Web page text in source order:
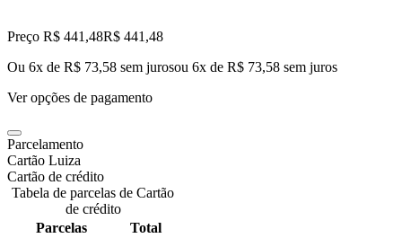
Preço R$ 441,48R$ 441 ,48
Ou 6x de R$ 73,58 sem jurosou 6x de R$ 73,58 sem juros
Ver opções de pagamento
Parcelamento
Cartão Luiza
Cartão de crédito
Tabela de parcelas de Cartão
de crédito
Parcelas
Total